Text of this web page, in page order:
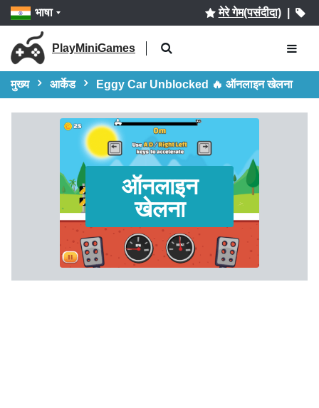
भाषा मेरे गेम(पसंदीदा)|
PlayMiniGames
मुख्य आर्केड Eggy Car Unblocked 🔥 ऑनलाइन खेलना
ऑनलाइन
खेलना